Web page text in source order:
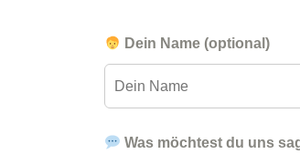
Dein Name (optional)
Was möchtest du uns